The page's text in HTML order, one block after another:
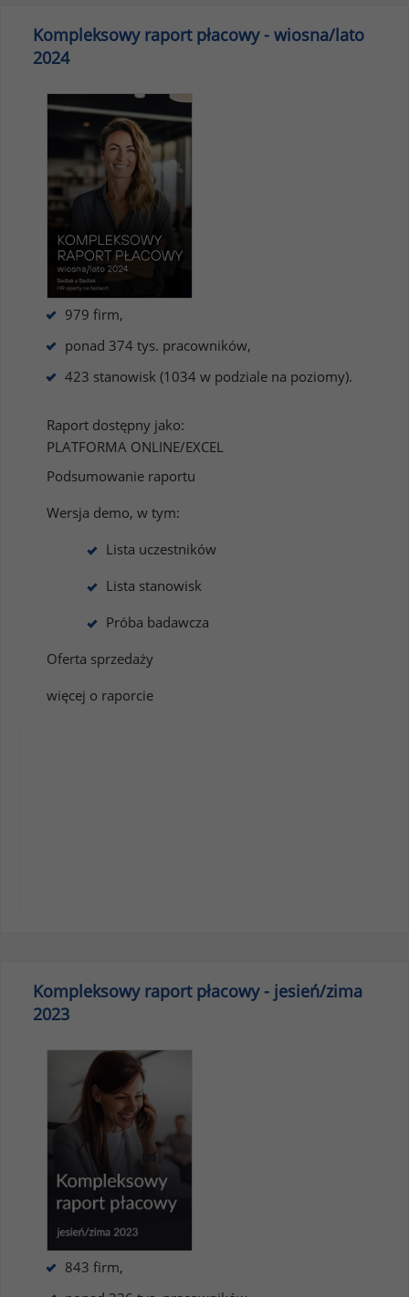
Kompleksowy raport płacowy - wiosna/lato
2024
979 firm,
ponad 374 tys. pracowników,
423 stanowisk (1034 w podziale na poziomy).
Raport dostępny jako:
PLATFORMA ONLINE/EXCEL
Podsumowanie raportu
Wersja demo, w tym:
Lista uczestników
Lista stanowisk
Próba badawcza
Oferta sprzedaży
więcej o raporcie
Kompleksowy raport płacowy - jesień/zima
2023
843 firm,